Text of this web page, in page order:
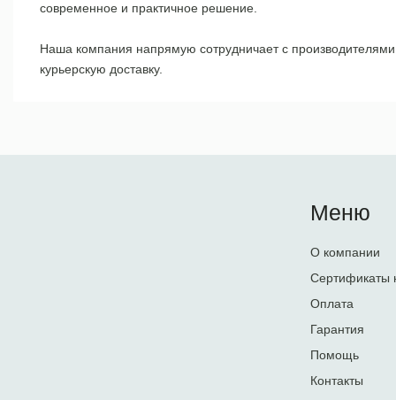
современное и практичное решение.
Наша компания напрямую сотрудничает с
курьерскую доставку.
Меню
О компании
Сертификаты
Оплата
Гарантия
Помощь
Контакты